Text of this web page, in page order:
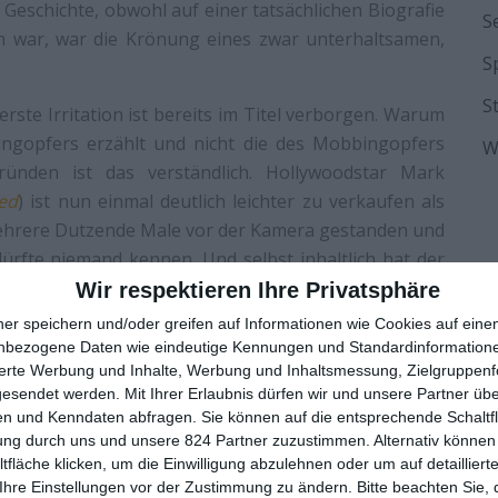
Wir respektieren Ihre Privatsphäre
speichern und/oder greifen auf Informationen wie Cookies auf
Daten wie eindeutige Kennungen und
Werbung und Inhalte, Werbung und Inhaltsmessung,
werden.
Mit Ihrer Erlaubnis dürfen wir und unsere Partner
und Kenndaten abfragen. Sie können auf die entsprechende
durch uns und unsere 824 Partner zuzustimmen. Alternativ
klicken, um die Einwilligung abzulehnen oder um auf
Einstellungen vor der Zustimmung zu ändern.
Bitte beachten Sie,
obwohl auf einer tatsächlichen Biografie
war die Krönung eines zwar unterhaltsamen,
Irritation ist bereits im Titel verborgen. Warum
erzählt und nicht die des Mobbingopfers
ist das verständlich. Hollywoodstar Mark
) ist nun einmal deutlich leichter zu verkaufen als
Dutzende Male vor der Kamera gestanden und
niemand kennen. Und selbst inhaltlich hat der
gibt es schließlich überall. Einen Mann,
zu sprechen, das hat Nachrichtenwert – vor allem
neue Werk des mit einem Oscar ausgezeichneten